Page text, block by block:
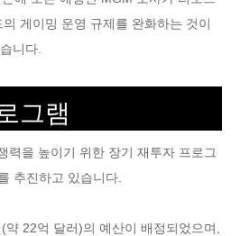
게이밍 운영 규제를 완화하는 것이
니다.
그램
력을 높이기 위한 장기 재투자 프로그
추진하고 있습니다.
22억 달러)의 예산이 배정되었으며,